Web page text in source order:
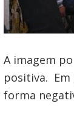
A imagem
positiva. Em
forma